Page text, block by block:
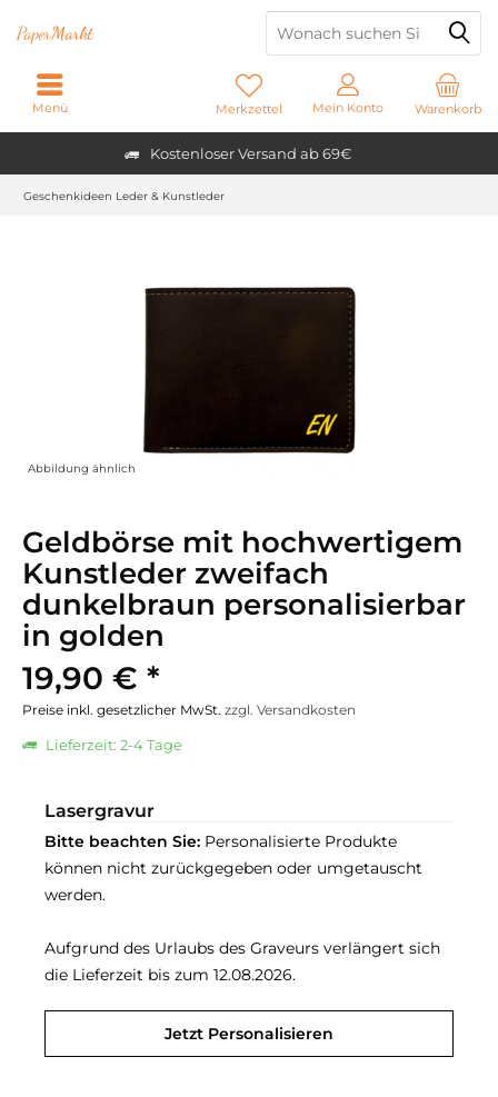
Kostenloser Versand ab 69€
PaperMarkt
Warenkorb
Merkzettel Mein Konto
Menü
Geschenkideen Leder & Kunstleder
Abbildung ähnlich
Geldbörse mit hochwertigem
Kunstleder zweifach
dunkelbraun personalisierbar
in golden
19,90 € *
Preise inkl. gesetzlicher MwSt. zzgl. Versandkosten
Lieferzeit: 2-4 Tage
Lasergravur
Bitte beachten Sie: Personalisierte Produkte
können nicht zurückgegeben oder umgetauscht
werden.
Aufgrund des Urlaubs des Graveurs verlängert sich
die Lieferzeit bis zum 12.08.2026.
Jetzt Personalisieren